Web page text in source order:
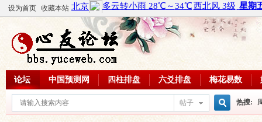
设为首页 收藏本站
论坛 中国预测网 四柱排盘 六爻排盘 梅花易数
帖子 热搜: